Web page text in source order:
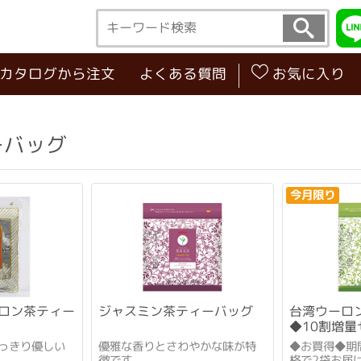
タログから注文 よくある質問 お気に入り
ッグ
ン茶ティー
きり優しい
ジャスミン茶ティーバッグ
優雅な香りとさわやかな味が特
今月限り
台湾ウーロ
◆10割増量
◆お買得◆期